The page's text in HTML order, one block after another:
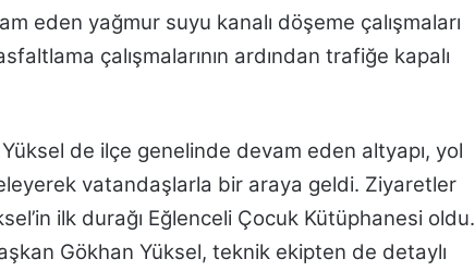
eden yağmur suyu kanalı döşeme çalışmaları
çalışmalarının ardından trafiğe kapalı
de ilçe genelinde devam eden altyapı, yol
vatandaşlarla bir araya geldi. Ziyaretler
ilk durağı Eğlenceli Çocuk Kütüphanesi oldu.
Gökhan Yüksel, teknik ekipten de detaylı